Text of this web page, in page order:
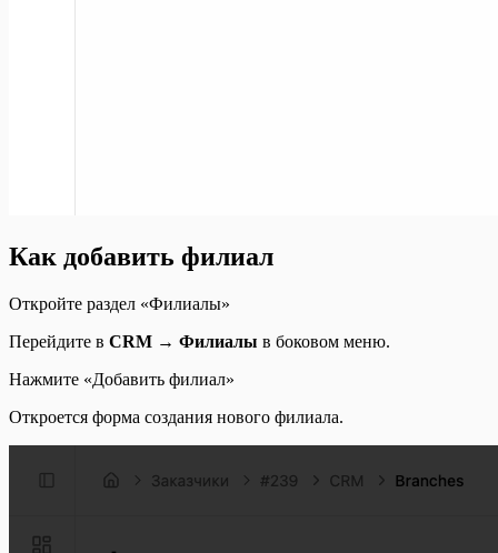
Как добавить филиал
Откройте раздел «Филиалы»
Перейдите в CRM → Филиалы в боковом меню.
Нажмите «Добавить филиал»
Откроется форма создания нового филиала.